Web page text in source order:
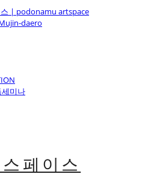
스 | podonamu artspace
daero
미나
페이스